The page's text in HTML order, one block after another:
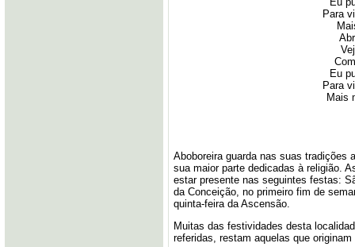
Para
Eu
Para
Mais
Aboboreira guarda nas suas tradições
sua maior parte dedicadas à religião.
estar presente nas seguintes festas:
da Conceição, no primeiro fim de
quinta-feira da Ascensão.
Muitas das festividades desta
referidas, restam aquelas que